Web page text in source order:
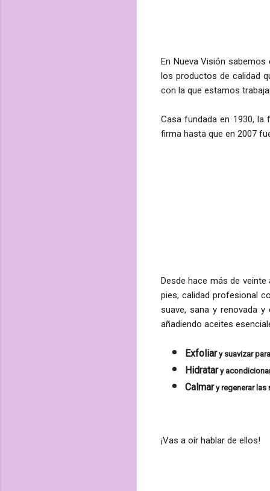
En Nueva Visión
los productos de calidad
con la que estamos
Casa fundada en 1930,
firma hasta que en 2007
Desde hace más de
pies, calidad profesional
suave, sana y renovada
añadiendo aceites
Exfoliary suavizar
Hidratary
Calmary regenerar las
¡Vas a oír hablar de ellos!